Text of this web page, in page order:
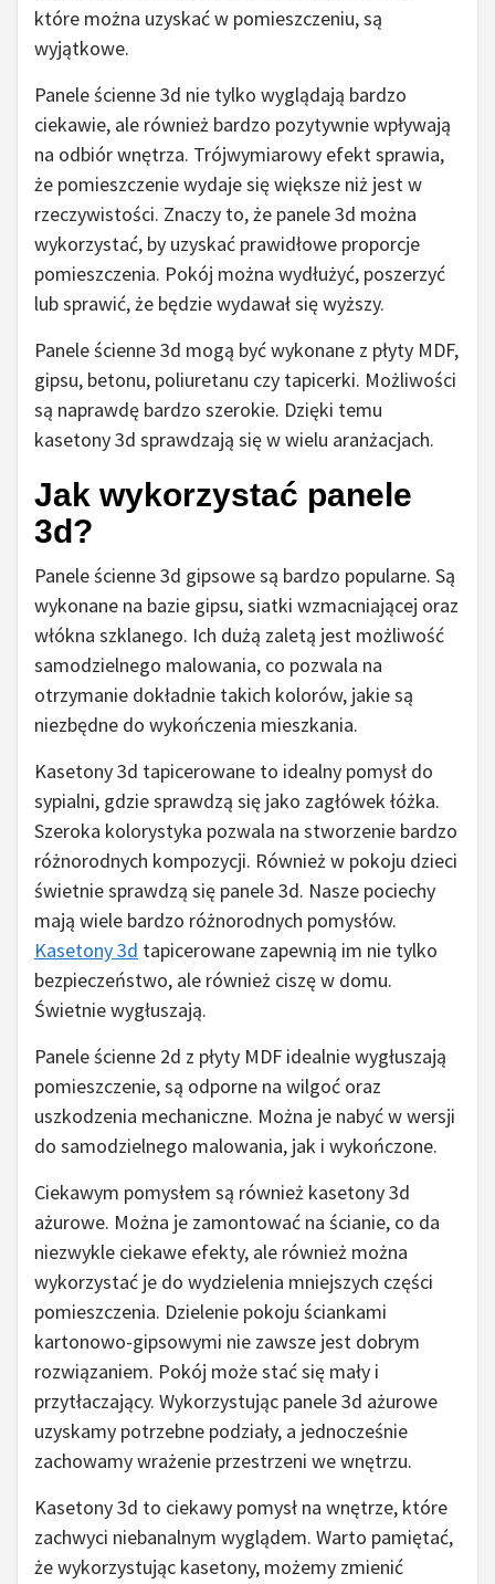
które można uzyskać w pomieszczeniu, są
wyjątkowe.
Panele ścienne 3d nie tylko wyglądają bardzo
ciekawie, ale również bardzo pozytywnie wpływają
na odbiór wnętrza. Trójwymiarowy efekt sprawia,
że pomieszczenie wydaje się większe niż jest w
rzeczywistości. Znaczy to, że panele 3d można
wykorzystać, by uzyskać prawidłowe proporcje
pomieszczenia. Pokój można wydłużyć, poszerzyć
lub sprawić, że będzie wydawał się wyższy.
Panele ścienne 3d mogą być wykonane z płyty MDF,
gipsu, betonu, poliuretanu czy tapicerki. Możliwości
są naprawdę bardzo szerokie. Dzięki temu
kasetony 3d sprawdzają się w wielu aranżacjach.
Jak wykorzystać panele
3d?
Panele ścienne 3d gipsowe są bardzo popularne. Są
wykonane na bazie gipsu, siatki wzmacniającej oraz
włókna szklanego. Ich dużą zaletą jest możliwość
samodzielnego malowania, co pozwala na
otrzymanie dokładnie takich kolorów, jakie są
niezbędne do wykończenia mieszkania.
Kasetony 3d tapicerowane to idealny pomysł do
sypialni, gdzie sprawdzą się jako zagłówek łóżka.
Szeroka kolorystyka pozwala na stworzenie bardzo
różnorodnych kompozycji. Również w pokoju dzieci
świetnie sprawdzą się panele 3d. Nasze pociechy
mają wiele bardzo różnorodnych pomysłów.
Kasetony 3d tapicerowane zapewnią im nie tylko
bezpieczeństwo, ale również ciszę w domu.
Świetnie wygłuszają.
Panele ścienne 2d z płyty MDF idealnie wygłuszają
pomieszczenie, są odporne na wilgoć oraz
uszkodzenia mechaniczne. Można je nabyć w wersji
do samodzielnego malowania, jak i wykończone.
Ciekawym pomysłem są również kasetony 3d
ażurowe. Można je zamontować na ścianie, co da
niezwykle ciekawe efekty, ale również można
wykorzystać je do wydzielenia mniejszych części
pomieszczenia. Dzielenie pokoju ściankami
kartonowo-gipsowymi nie zawsze jest dobrym
rozwiązaniem. Pokój może stać się mały i
przytłaczający. Wykorzystując panele 3d ażurowe
uzyskamy potrzebne podziały, a jednocześnie
zachowamy wrażenie przestrzeni we wnętrzu.
Kasetony 3d to ciekawy pomysł na wnętrze, które
zachwyci niebanalnym wyglądem. Warto pamiętać,
że wykorzystując kasetony, możemy zmienić